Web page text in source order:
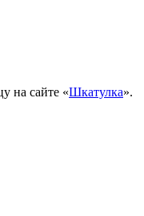
на сайте «Шкатулка».